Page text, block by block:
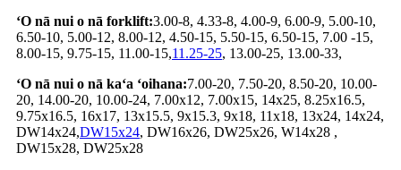
ʻO nā nui o nā forklift:3.00-8, 4.33-8, 4.00-9, 6.00-9, 5.00-10,
6.50-10, 5.00-12, 8.00-12, 4.50-15, 5.50-15, 6.50-15, 7.00 -15,
8.00-15, 9.75-15, 11.00-15,11.25-25, 13.00-25, 13.00-33,
ʻO nā nui o nā kaʻa ʻoihana:7.00-20, 7.50-20, 8.50-20, 10.00-
20, 14.00-20, 10.00-24, 7.00x12, 7.00x15, 14x25, 8.25x16.5,
9.75x16.5, 16x17, 13x15.5, 9x15.3, 9x18, 11x18, 13x24, 14x24,
DW14x24,DW15x24, DW16x26, DW25x26, W14x28 ,
DW15x28, DW25x28